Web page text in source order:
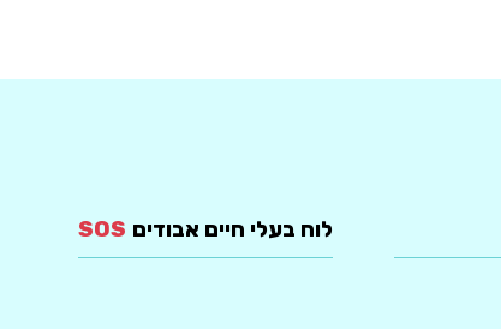
לוח בעלי חיים אבודים SOS